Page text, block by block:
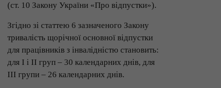
(ст. 10 Закону України «Про відпустки»).
Згідно зі статтею 6 зазначеного Закону
тривалість щорічної основної відпустки
для працівників з інвалідністю становить:
для I і II груп – 30 календарних днів, для
III групи – 26 календарних днів.